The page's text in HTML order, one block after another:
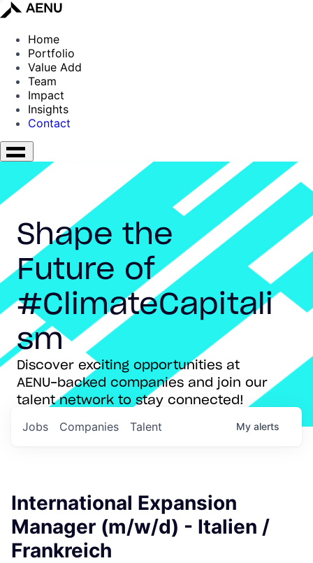
Home
Portfolio
Value Add
Team
Impact
Insights
Contact
Shape the
Future of
#ClimateCapitali
sm
Discover exciting opportunities at
AENU-backed companies and join our
talent network to stay connected!
Jobs Companies Talent My alerts
International Expansion
Manager (m/w/d) - Italien /
Frankreich